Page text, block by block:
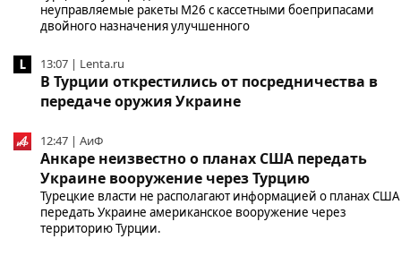
неуправляемые ракеты M26 с кассетными боеприпасами
двойного назначения улучшенного
13:07 | Lenta.ru
В Турции открестились от посредничества в
передаче оружия Украине
12:47 | АиФ
Анкаре неизвестно о планах США передать
Украине вооружение через Турцию
Турецкие власти не располагают информацией о планах США
передать Украине американское вооружение через
территорию Турции.